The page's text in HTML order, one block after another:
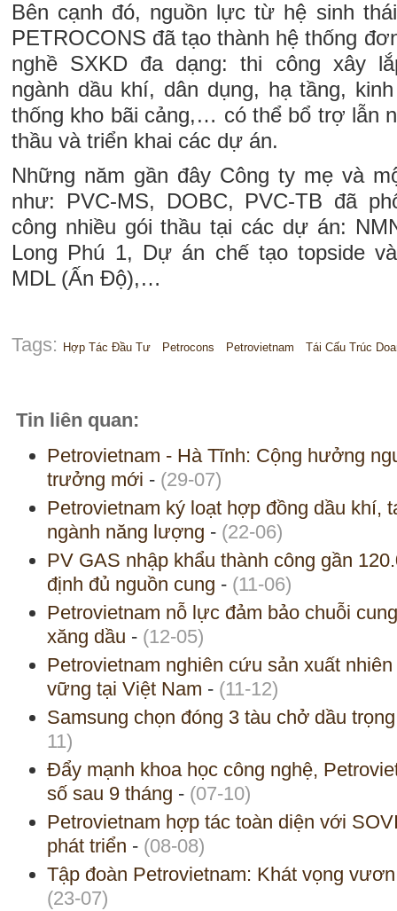
Bên cạnh đó, nguồn lực từ hệ sinh
PETROCONS đã tạo thành hệ thống
nghề SXKD đa dạng: thi công xây
ngành dầu khí, dân dụng, hạ tầng,
thống kho bãi cảng,… có thể bổ trợ lẫn
thầu và triển khai các dự án.
Những năm gần đây Công ty mẹ và
như: PVC-MS, DOBC, PVC-TB đã
công nhiều gói thầu tại các dự án:
Long Phú 1, Dự án chế tạo topside
MDL (Ấn Độ),…
Tags: Hợp Tác Đầu Tư Petrocons Petrovietnam Tái Cấu Trúc
Tin liên quan:
Petrovietnam - Hà Tĩnh: Cộng hưởng
trưởng mới - (29-07)
Petrovietnam ký loạt hợp đồng dầu khí,
ngành năng lượng - (22-06)
PV GAS nhập khẩu thành công gần
định đủ nguồn cung - (11-06)
Petrovietnam nỗ lực đảm bảo chuỗi
xăng dầu - (12-05)
Petrovietnam nghiên cứu sản xuất
vững tại Việt Nam - (11-12)
Samsung chọn đóng 3 tàu chở dầu
11)
Đẩy mạnh khoa học công nghệ,
số sau 9 tháng - (07-10)
Petrovietnam hợp tác toàn diện với
phát triển - (08-08)
Tập đoàn Petrovietnam: Khát vọng
(23-07)